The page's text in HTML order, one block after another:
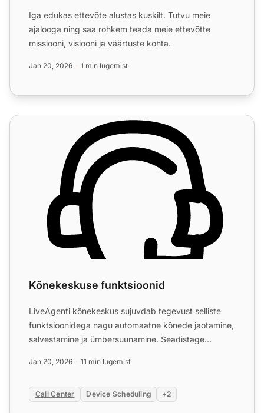
Iga edukas ettevõte alustas kuskilt. Tutvu meie
ajalooga ning saa rohkem teada meie ettevõtte
missiooni, visiooni ja väärtuste kohta.
Jan 20, 2026 1 min lugemist
Kõnekeskuse funktsioonid
Kõnekeskuse funktsioonid
LiveAgenti kõnekeskus sujuvdab tegevust selliste
funktsioonidega nagu automaatne kõnede jaotamine,
salvestamine ja ümbersuunamine. Seadistage
Jan 20, 2026 11 min lugemist
Call Center Device Scheduling +2